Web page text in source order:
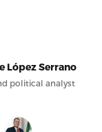
López Serrano
political analyst